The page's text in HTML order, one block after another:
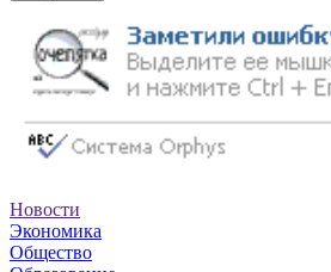
Новости
Экономика
Общество